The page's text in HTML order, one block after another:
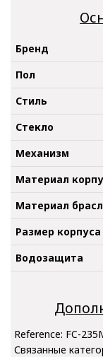
Бренд
Пол
Стиль
Стекло
Механизм
Материал
Материал
Размер корпуса
Водозащита
Reference: FC-
Связанные